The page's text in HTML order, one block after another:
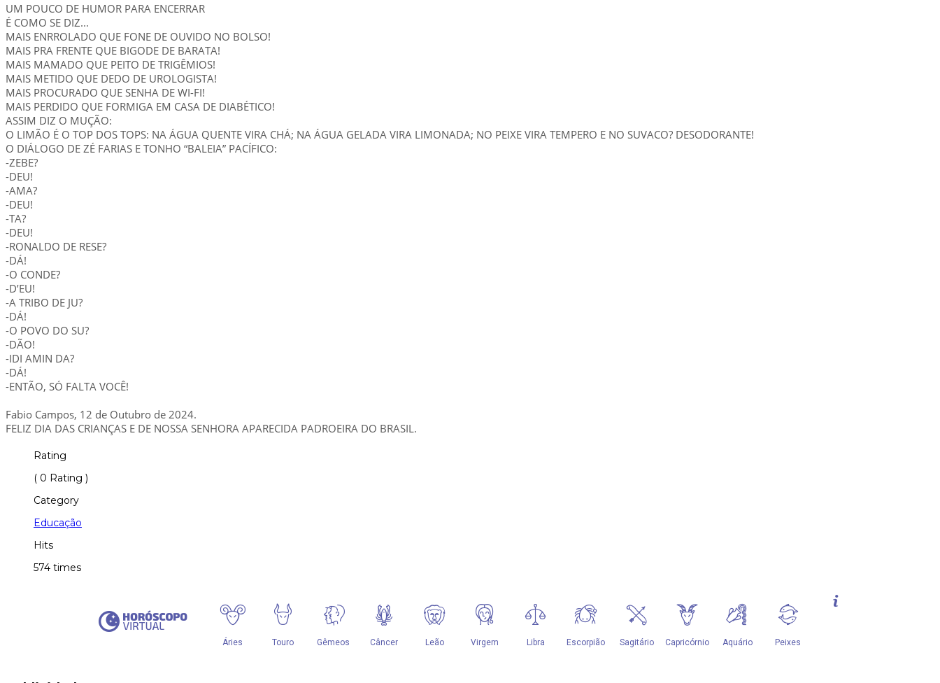
UM POUCO DE HUMOR PARA ENCERRAR
É COMO SE DIZ...
MAIS ENRROLADO QUE FONE DE OUVIDO NO BOLSO!
MAIS PRA FRENTE QUE BIGODE DE BARATA!
MAIS MAMADO QUE PEITO DE TRIGÊMIOS!
MAIS METIDO QUE DEDO DE UROLOGISTA!
MAIS PROCURADO QUE SENHA DE WI-FI!
MAIS PERDIDO QUE FORMIGA EM CASA DE DIABÉTICO!
ASSIM DIZ O MUÇÃO:
O LIMÃO É O TOP DOS TOPS: NA ÁGUA QUENTE VIRA CHÁ; NA ÁGUA GELADA VIRA LIMONADA; NO PEIXE VIRA TEMPERO E NO SUVACO? DESODORANTE!
O DIÁLOGO DE ZÉ FARIAS E TONHO “BALEIA” PACÍFICO:
-ZEBE?
-DEU!
-AMA?
-DEU!
-TA?
-DEU!
-RONALDO DE RESE?
-DÁ!
-O CONDE?
-D’EU!
-A TRIBO DE JU?
-DÁ!
-O POVO DO SU?
-DÃO!
-IDI AMIN DA?
-DÁ!
-ENTÃO, SÓ FALTA VOCÊ!
Fabio Campos, 12 de Outubro de 2024.
FELIZ DIA DAS CRIANÇAS E DE NOSSA SENHORA APARECIDA PADROEIRA DO BRASIL.
Rating
( 0 Rating )
Category
Educação
Hits
574 times